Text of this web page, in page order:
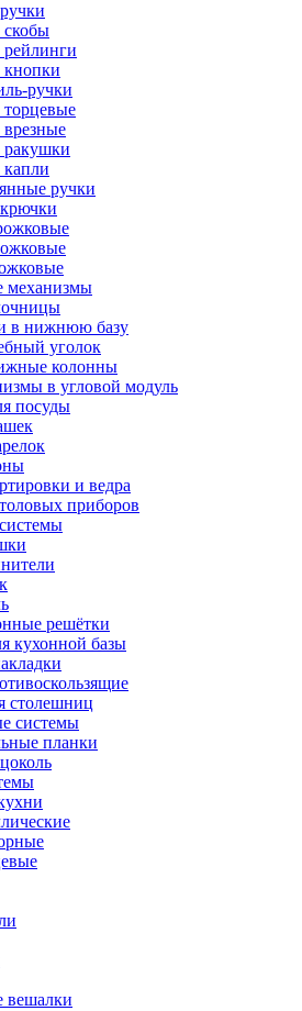
скобы
кнопки
ручки
ракушки
ручки
в нижнюю базу
уголок
колонны
в угловой модуль
посуды
и ведра
приборов
решётки
кухонной базы
столешниц
системы
планки